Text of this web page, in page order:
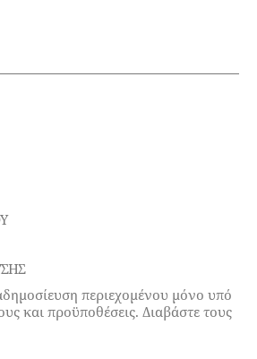
περιεχομένου μόνο υπό
και προϋποθέσεις. Διαβάστε τους